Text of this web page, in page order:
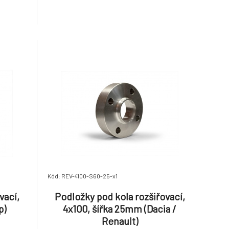
Kód: REV-4100-S60-25-x1
Podložky pod kola rozšiřovací,
4x100, šířka 25mm (Dacia /
Renault)